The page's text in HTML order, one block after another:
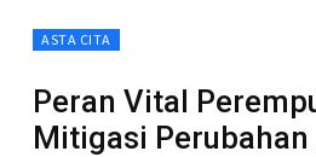
ASTA CITA
Peran Vital
Mitigasi